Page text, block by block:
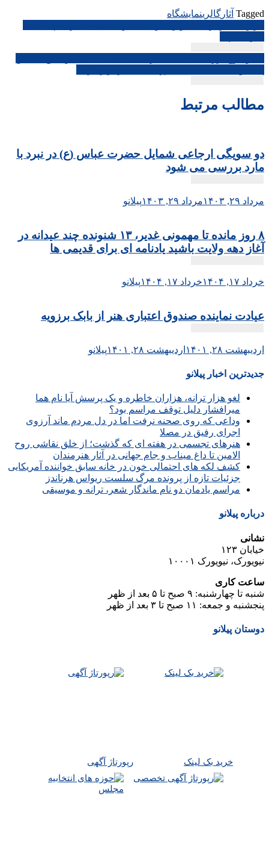
Tagged آثار گالرینمایشگاه
راهبری
نوشته
مطالب مرتبط
دو سویگی ارجاعی شمایل حضرت عباس (ع) در نبرد با
مارد بررسی می شود
مرداد ۲۹, ۱۴۰۳ مرداد ۲۹, ۱۴۰۳ پیلانو
۸ روز مانده تا مهمونی غدیر، ۱۳ شنونده چند عیدانه در
آغاز دهه ولایت باشید یادنامه ای برای قدیمی ها
خرداد ۱۷, ۱۴۰۴ خرداد ۱۷, ۱۴۰۴ پیلانو
عیادت نماینده صندوق اعتباری هنر از بابک برزویه
اردیبهشت ۲۸, ۱۴۰۱ اردیبهشت ۲۸, ۱۴۰۱ پیلانو
جدیدترین اخبار پیلانو
لغو هزار ترانه، هزاران خاطره و یک پرسش آیا نام هما
میرافشار دلیل توقف مراسم بود؟
وداعی که روی صحنه نرفت اما در دل مردم ماند آرزوی
اجرای رفیق در مصلا
هنرهای تجسمی در هفته ای که گذشت؛ از خلق نقاشی روح
الامین تا داغ میناب و جام جهانی در آثار هنرمندان
کشف لکه های احتمالی خون در خانه سابق خواننده آمریکایی
جزئیات تازه از پرونده مرگ سلست ریواس هرناندز
مراسم یادمان دو نام ماندگار شعر، ترانه و موسیقی
درباره پیلانو
نشانی
خیابان ۱۲۳
نیویورک، نیویورک ۱۰۰۰۱
ساعت کاری
شنبه تا چهارشنبه: ۹ صبح تا ۵ بعد از ظهر
پنجشنبه و جمعه: ۱۱ صبح تا ۳ بعد از ظهر
دوستان پیلانو
خرید بک لینک رپورتاژ آگهی